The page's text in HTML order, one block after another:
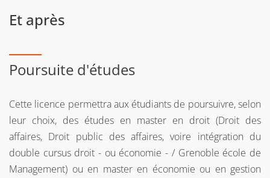
Et après
Poursuite d'études
Cette licence permettra aux étudiants de poursuivre, selon
leur choix, des études en master en droit (Droit des
affaires, Droit public des affaires, voire intégration du
double cursus droit - ou économie - / Grenoble école de
Management) ou en master en économie ou en gestion